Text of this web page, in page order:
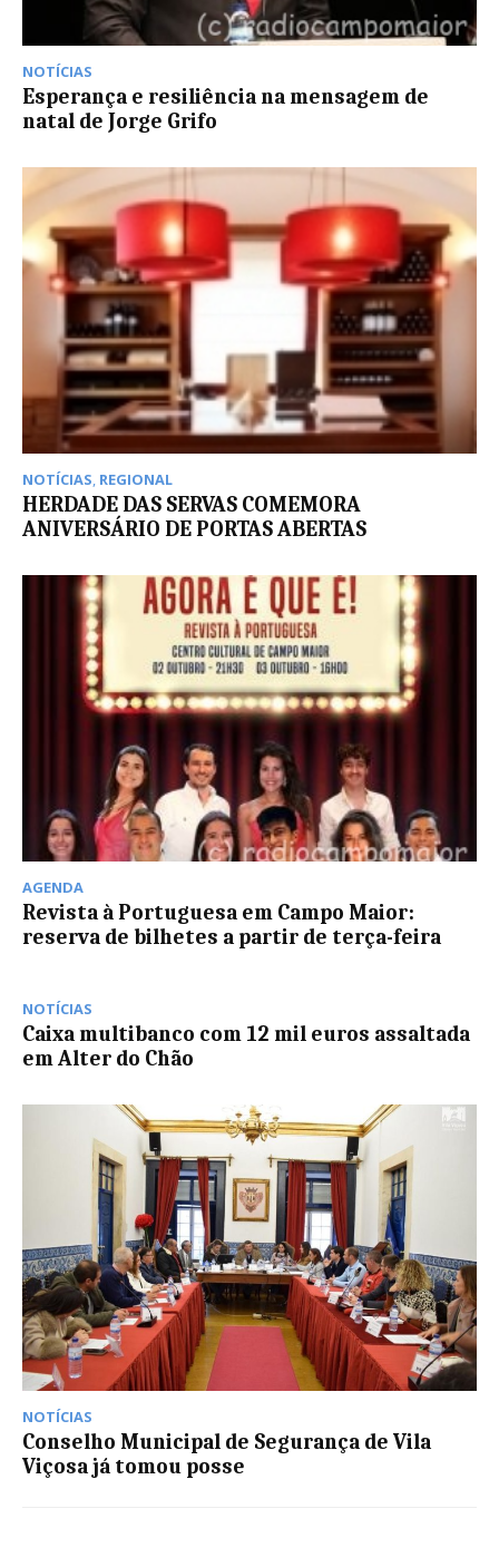
NOTÍCIAS
Esperança e resiliência na mensagem de
natal de Jorge Grifo
NOTÍCIAS, REGIONAL
HERDADE DAS SERVAS COMEMORA
ANIVERSÁRIO DE PORTAS ABERTAS
AGENDA
Revista à Portuguesa em Campo Maior:
reserva de bilhetes a partir de terça-feira
NOTÍCIAS
Caixa multibanco com 12 mil euros assaltada
em Alter do Chão
NOTÍCIAS
Conselho Municipal de Segurança de Vila
Viçosa já tomou posse